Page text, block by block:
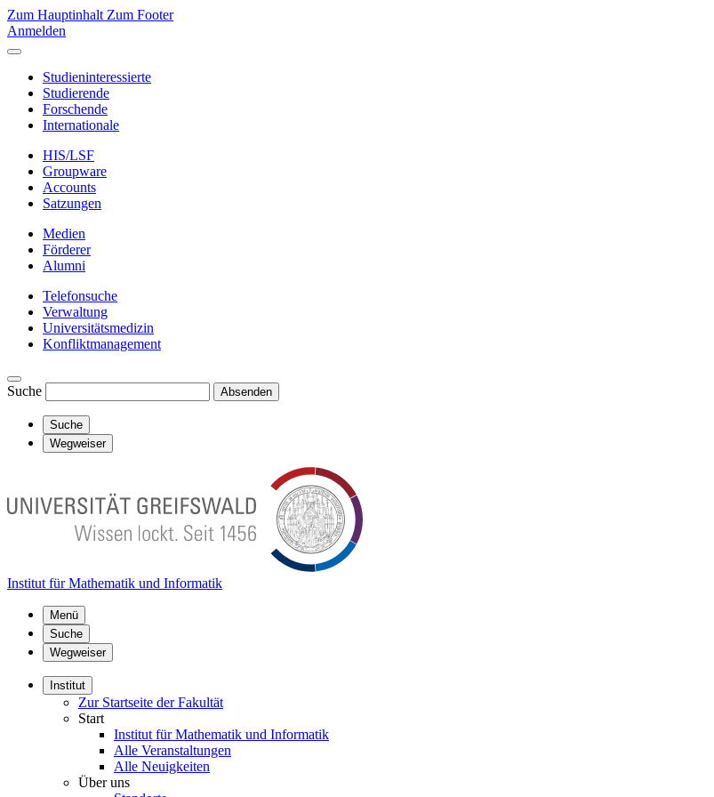
Zum Hauptinhalt Zum Footer
Anmelden
Studieninteressierte
Studierende
Forschende
Internationale
HIS/LSF
Groupware
Accounts
Satzungen
Medien
Förderer
Alumni
Telefonsuche
Verwaltung
Universitätsmedizin
Konfliktmanagement
Suche Absenden
Suche
Wegweiser
Institut für Mathematik und Informatik
Menü
Suche
Wegweiser
Institut
Zur Startseite der Fakultät
Start
Institut für Mathematik und Informatik
Alle Veranstaltungen
Alle Neuigkeiten
Über uns